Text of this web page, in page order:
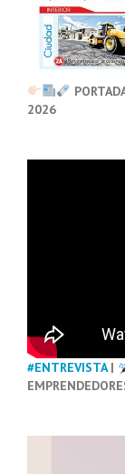
2026
#ENTREVISTA|